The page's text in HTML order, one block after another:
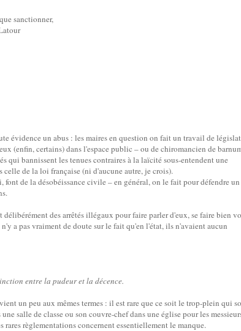
sanctionner,
évidence un abus : les maires en question on fait un travail de
(enfin, certains) dans l'espace public – ou de chiromancien de
qui bannissent les tenues contraires à la laïcité sous-entendent une
de la loi française (ni d'aucune autre, je crois).
de la désobéissance civile – en général, on le fait pour défendre un
des arrêtés illégaux pour faire parler d'eux, se faire bien
a pas vraiment de doute sur le fait qu'en l'état, ils n'avaient aucun
entre la pudeur et la décence.
un peu aux mêmes termes : il est rare que ce soit le trop-plein qui
salle de classe ou son couvre-chef dans une église pour les
règlementations concernent essentiellement le manque.